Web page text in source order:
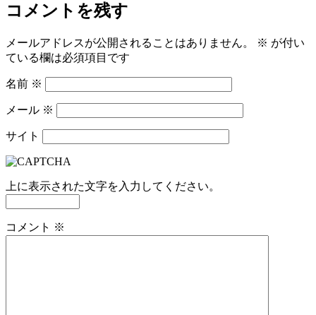
コメントを残す
メールアドレスが公開されることはありません。 ※ が付い
ている欄は必須項目です
名前 ※
メール ※
サイト
上に表示された文字を入力してください。
コメント ※